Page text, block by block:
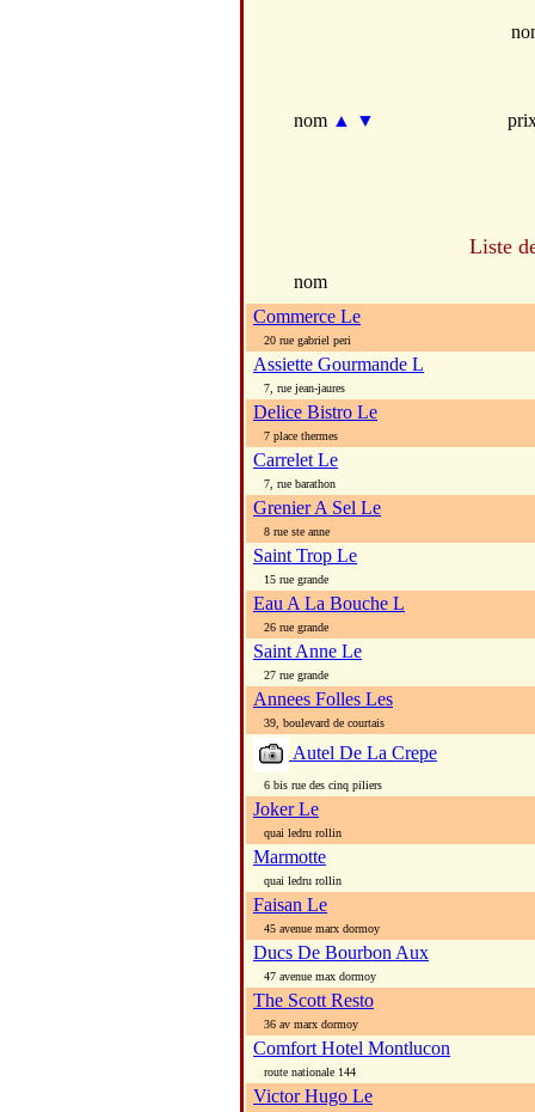
nom ▲ ▼
Liste
nom
Commerce Le
20 rue gabriel peri
Assiette Gourmande L
7, rue jean-jaures
Delice Bistro Le
7 place thermes
Carrelet Le
7, rue barathon
Grenier A Sel Le
8 rue ste anne
Saint Trop Le
15 rue grande
Eau A La Bouche L
26 rue grande
Saint Anne Le
27 rue grande
Annees Folles Les
39, boulevard de courtais
Autel De La Crepe
6 bis rue des cinq piliers
Joker Le
quai ledru rollin
Marmotte
quai ledru rollin
Faisan Le
45 avenue marx dormoy
Ducs De Bourbon Aux
47 avenue max dormoy
The Scott Resto
36 av marx dormoy
Comfort Hotel Montlucon
route nationale 144
Victor Hugo Le